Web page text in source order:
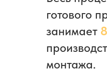
готового
занимает
монтажа.